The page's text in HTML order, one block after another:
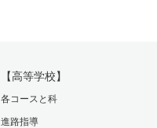
【高等学校】
各コースと科
進路指導